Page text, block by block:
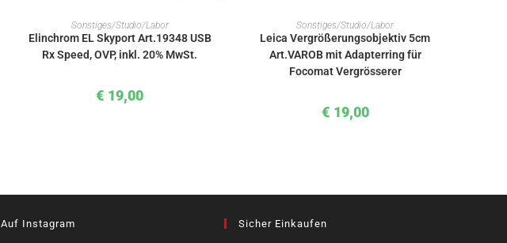
IN DEN WARENKORB
Sonstiges/Studio/Labor
Elinchrom EL Skyport Art.19348 USB
Rx Speed, OVP, inkl. 20% MwSt.
€ 19,00
IN DEN WARENKORB
Sonstiges/Studio/Labor
Leica Vergrößerungsobjektiv 5cm
Art.VAROB mit Adapterring für
Focomat Vergrösserer
€ 19,00
Auf Instagram Sicher Einkaufen